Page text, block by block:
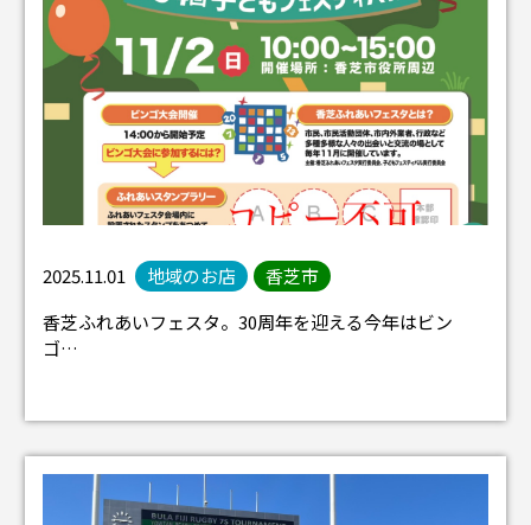
2025.11.01 地域のお店
香芝市
香芝ふれあいフェスタ。30周年を迎える今年はビン
ゴ…